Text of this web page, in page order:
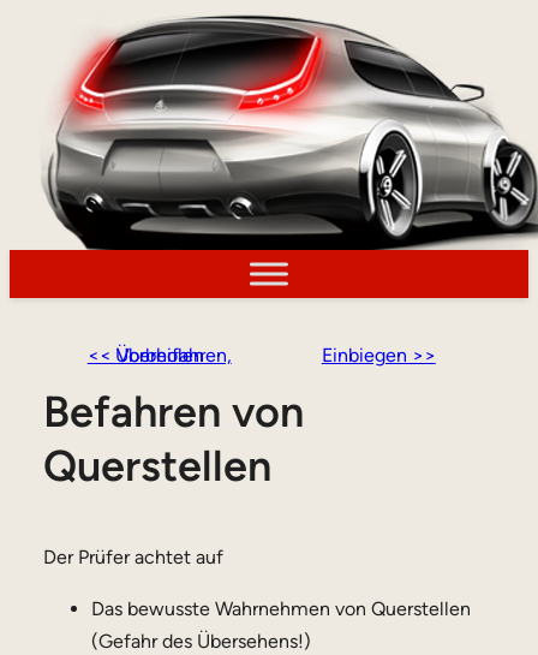
<< Vorbeifahren, Überholen Einbiegen >>
Befahren von
Querstellen
Der Prüfer achtet auf
Das bewusste Wahrnehmen von Querstellen
(Gefahr des Übersehens!)